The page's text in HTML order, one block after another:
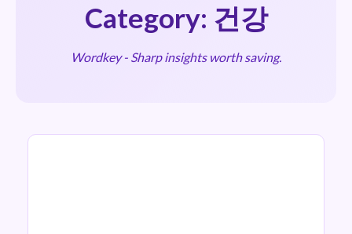
Category: 건강
Wordkey - Sharp insights worth saving.